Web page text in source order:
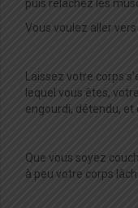
puis relâchez les
Vous voulez aller
Laissez votre corps
lequel vous êtes,
engourdi, détendu, et
Que vous soyez
à peu votre corps